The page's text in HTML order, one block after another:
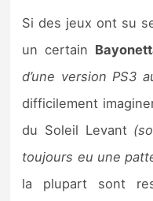
Si des jeux ont su
un certain
d’une version PS3
difficilement
du Soleil Levant
toujours eu une
la plupart sont